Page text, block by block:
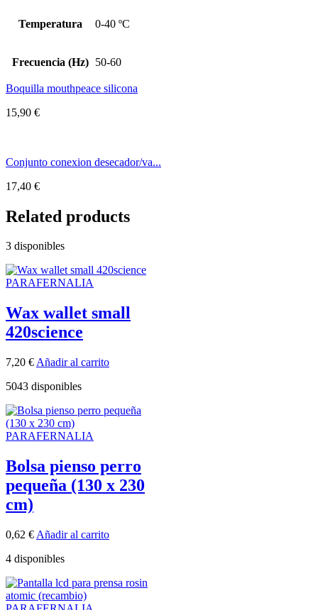
Temperatura 0-40 ºC
Frecuencia (Hz) 50-60
Boquilla mouthpeace silicona
15,90 €
Conjunto conexion desecador/va...
17,40 €
Related products
3 disponibles
PARAFERNALIA
Wax wallet small
420science
7,20 € Añadir al carrito
5043 disponibles
PARAFERNALIA
Bolsa pienso perro
pequeña (130 x 230
cm)
0,62 € Añadir al carrito
4 disponibles